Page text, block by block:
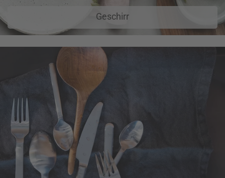
Geschirr